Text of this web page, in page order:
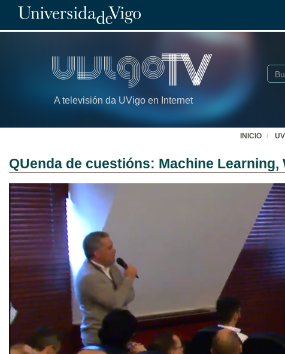
A televisión da UVigo en Internet
INICIO
QUenda de cuestións: Machine